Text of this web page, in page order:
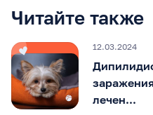
Читайте также
12.03.2024
лечен...